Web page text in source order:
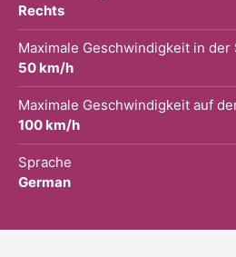
Rechts
Maximale Geschwindigkeit in der
50 km/h
Maximale Geschwindigkeit auf
100 km/h
Sprache
German